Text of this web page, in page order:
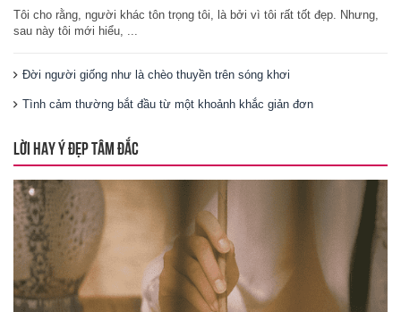
Tôi cho rằng, người khác tôn trọng tôi, là bởi vì tôi rất tốt đẹp. Nhưng,
sau này tôi mới hiểu, ...
Đời người giống như là chèo thuyền trên sóng khơi
Tình cảm thường bắt đầu từ một khoảnh khắc giản đơn
LỜI HAY Ý ĐẸP TÂM ĐẮC